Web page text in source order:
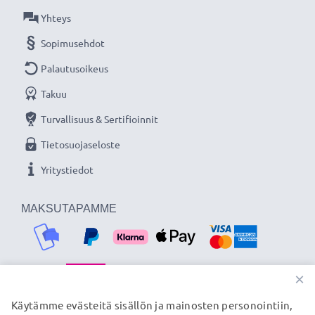
★ 3 vuoden takuu ★
Olemme vuonna 2004 perustettu kansainvälinen
verkkokauppa, joka tarjoaa laadukkaita tuotteita, ja
siksi tarjoamme 36 kuukauden takuun!
MAKSUTAPAMME
Yhteys
Sopimusehdot
Palautusoikeus
Takuu
Turvallisuus & Sertifioinnit
Tietosuojaseloste
Yritystiedot
TOIMITUSKUMPPANIMME
×
Käytämme evästeitä sisällön ja mainosten personointiin,